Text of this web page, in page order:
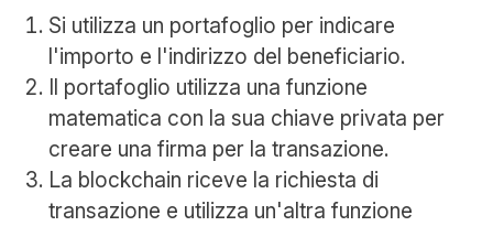
Si utilizza un portafoglio per indicare
l'importo e l'indirizzo del beneficiario.
Il portafoglio utilizza una funzione
matematica con la sua chiave privata per
creare una firma per la transazione.
La blockchain riceve la richiesta di
transazione e utilizza un'altra funzione